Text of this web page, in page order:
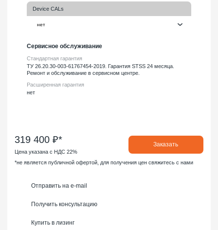
Device CALs
Сервисное обслуживание
Стандартная гарантия
ТУ 26.20.30-003-61767454-2019. Гарантия STSS 24 месяца.
Ремонт и обслуживание в сервисном центре.
Расширенная гарантия
нет
319 400 ₽*
Цена указана с НДС 22%
Заказать
*не является публичной офертой, для получения цен свяжитесь с нами
Отправить на e-mail
Получить консультацию
Купить в лизинг